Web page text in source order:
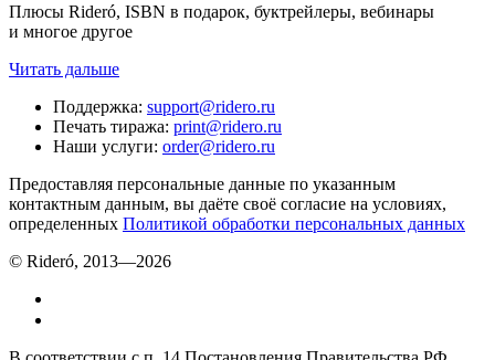
Плюсы Rideró, ISBN в подарок, буктрейлеры, вебинары
и многое другое
Читать дальше
Поддержка: support@ridero.ru
Печать тиража: print@ridero.ru
Наши услуги: order@ridero.ru
Предоставляя персональные данные по указанным
контактным данным, вы даёте своё согласие на условиях,
определенных Политикой обработки персональных данных
© Rideró, 2013—2026